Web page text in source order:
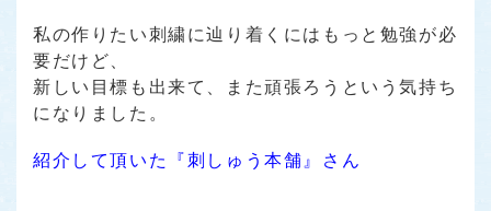
私の作りたい刺繍に辿り着くにはもっと勉強が必
要だけど、
新しい目標も出来て、また頑張ろうという気持ち
になりました。
紹介して頂いた『刺しゅう本舗』さん